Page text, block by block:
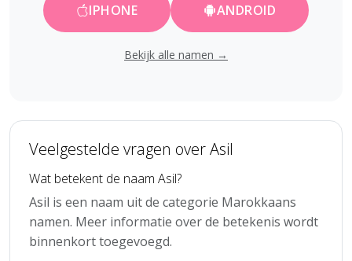
IPHONE ANDROID
Bekijk alle namen →
Veelgestelde vragen over Asil
Wat betekent de naam Asil?
Asil is een naam uit de categorie Marokkaans
namen. Meer informatie over de betekenis wordt
binnenkort toegevoegd.